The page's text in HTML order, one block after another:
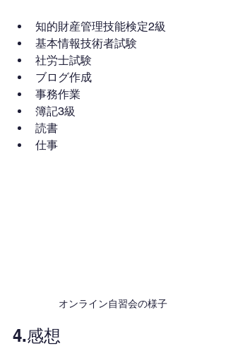
知的財産管理技能検定2級
基本情報技術者試験
社労士試験
ブログ作成
事務作業
簿記3級
読書
仕事
オンライン自習会の様子
4.感想